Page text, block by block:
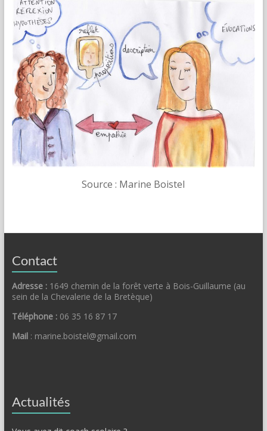
Source : Marine Boistel
Contact
Adresse : 1649 chemin de la forêt verte à Bois-Guillaume (au
sein de la Chevalerie de la Bretèque)
Téléphone : 06 35 16 87 17
Mail: marine.boistel@gmail.com
Actualités